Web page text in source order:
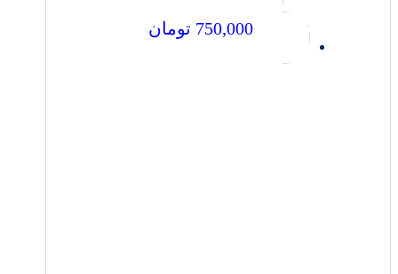
750,000 تومان